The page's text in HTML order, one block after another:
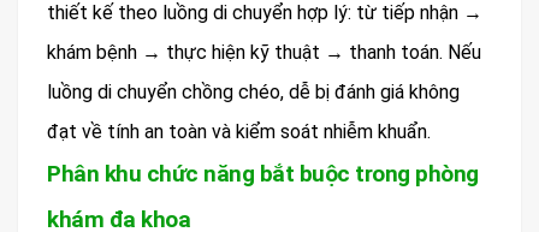
thiết kế theo luồng di chuyển hợp lý: từ tiếp nhận →
khám bệnh → thực hiện kỹ thuật → thanh toán. Nếu
luồng di chuyển chồng chéo, dễ bị đánh giá không
đạt về tính an toàn và kiểm soát nhiễm khuẩn.
Phân khu chức năng bắt buộc trong phòng
khám đa khoa